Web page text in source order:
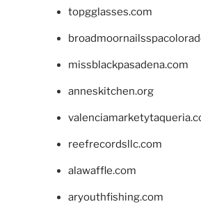
topgglasses.com
missblackpasadena.com
anneskitchen.org
reefrecordsllc.com
alawaffle.com
aryouthfishing.com